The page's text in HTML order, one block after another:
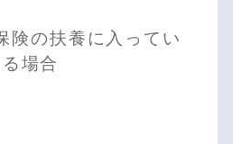
険の扶養に入ってい
る場合